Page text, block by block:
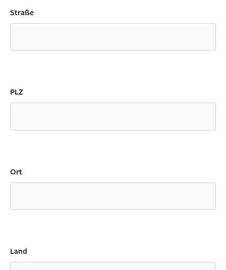
Straße
PLZ
Ort
Land